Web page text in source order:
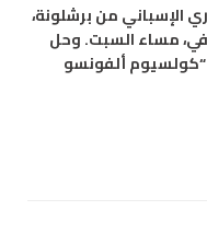
الإسباني من برشلونة،
مساء السبت. وحل
ألفونسو